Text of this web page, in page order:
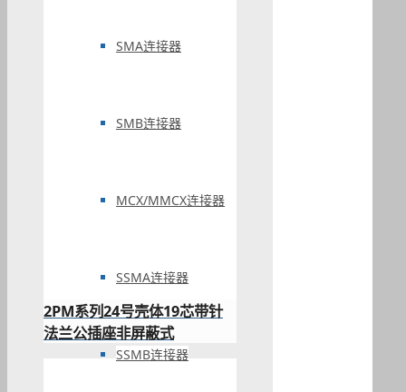
SMA连接器
SMB连接器
MCX/MMCX连接器
SSMA连接器
SSMB连接器
2PM系列24号壳体19芯带针
法兰公插座非屏蔽式